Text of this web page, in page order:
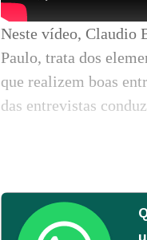
Neste vídeo, Claudio
Paulo, trata dos
que realizem boas
das entrevistas